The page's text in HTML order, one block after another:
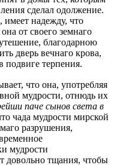
сделал одолжение.
имеет надежду, что
от своего земнаго
благодарною
дверь вечнаго крова,
подвиге терпения.
что она, употребляя
мудрости, отнюдь их
паче сынов света в
чада мудрости мирской
разрушения,
мудрости
довольно тщания, чтобы